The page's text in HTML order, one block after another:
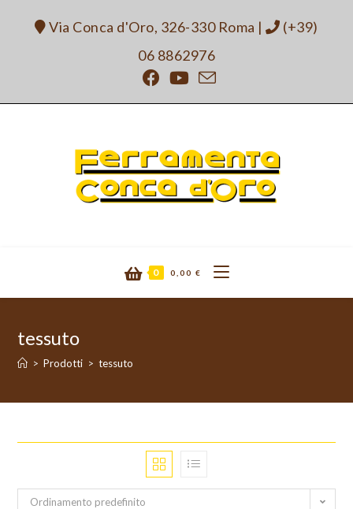
Via Conca d'Oro, 326-330 Roma |
(+39)
06 8862976
0 0,00 €
tessuto
> Prodotti > tessuto
Ordinamento predefinito